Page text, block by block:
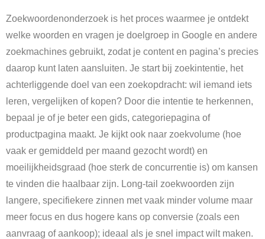
Zoekwoordenonderzoek is het proces waarmee je ontdekt
welke woorden en vragen je doelgroep in Google en andere
zoekmachines gebruikt, zodat je content en pagina’s precies
daarop kunt laten aansluiten. Je start bij zoekintentie, het
achterliggende doel van een zoekopdracht: wil iemand iets
leren, vergelijken of kopen? Door die intentie te herkennen,
bepaal je of je beter een gids, categoriepagina of
productpagina maakt. Je kijkt ook naar zoekvolume (hoe
vaak er gemiddeld per maand gezocht wordt) en
moeilijkheidsgraad (hoe sterk de concurrentie is) om kansen
te vinden die haalbaar zijn. Long-tail zoekwoorden zijn
langere, specifiekere zinnen met vaak minder volume maar
meer focus en dus hogere kans op conversie (zoals een
aanvraag of aankoop); ideaal als je snel impact wilt maken.